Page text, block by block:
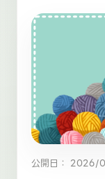
公開日： 2026/